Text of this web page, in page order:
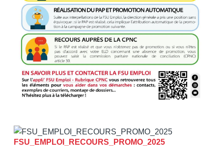
FSU_EMPLOI_RECOURS_PROMO_2025